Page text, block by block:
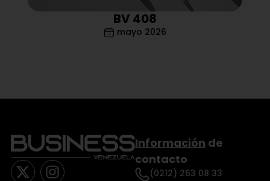
BV 408
mayo 2026
Información de
contacto
(0212) 263 08 33